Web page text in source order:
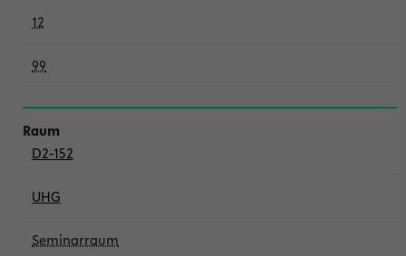
12
99
D2-152
UHG
Seminarraum